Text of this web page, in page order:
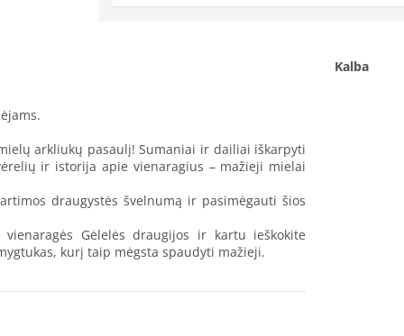
arkliukų pasaulį! Sumaniai ir dailiai iškarpyti
ir istorija apie vienaragius – mažieji mielai
draugystės švelnumą ir pasimėgauti šios
Gėlelės draugijos ir kartu ieškokite
kurį taip mėgsta spaudyti mažieji.
Kalba